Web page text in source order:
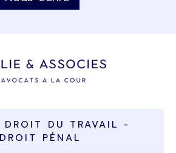
DROIT DU TRAVAIL -
DROIT PÉNAL